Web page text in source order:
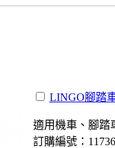
LINGO腳踏
適用機車、腳踏
訂購編號：